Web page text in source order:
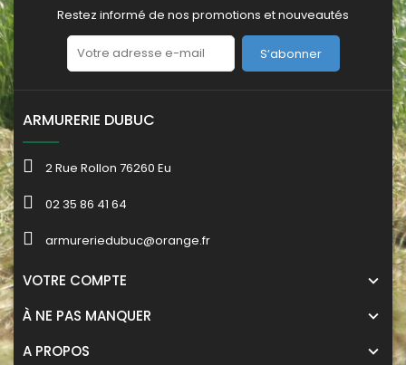
Restez informé de nos promotions et nouveautés
S’abonner
ARMURERIE DUBUC
2 Rue Rollon 76260 Eu
02 35 86 41 64
armureriedubuc@orange.fr
VOTRE COMPTE
À NE PAS MANQUER
A PROPOS